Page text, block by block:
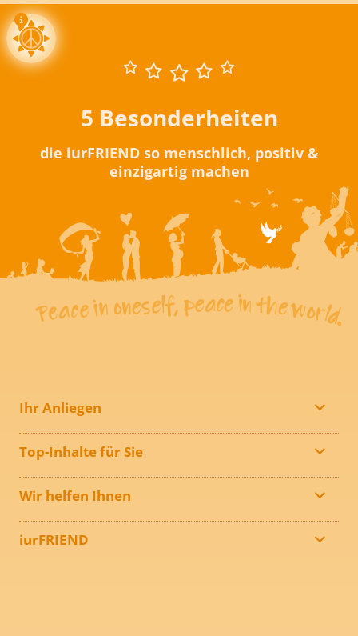
5 Besonderheiten
die iurFRIEND so menschlich, positiv &
einzigartig machen
Ihr Anliegen
Top-Inhalte für Sie
Wir helfen Ihnen
iurFRIEND